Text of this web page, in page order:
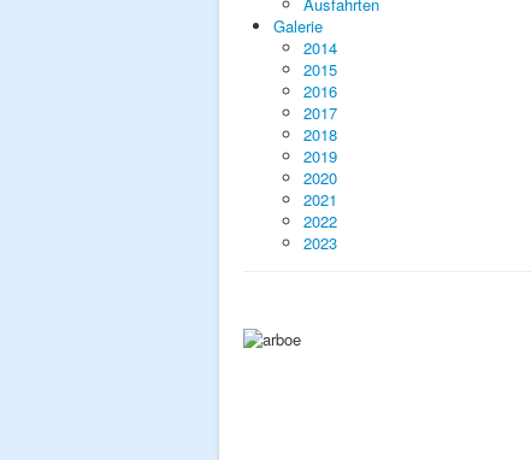
Galerie
2014
2015
2016
2017
2018
2019
2020
2021
2022
2023